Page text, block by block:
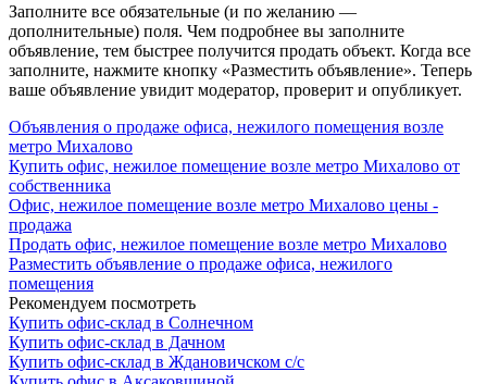
Заполните все обязательные (и по желанию —
дополнительные) поля. Чем подробнее вы заполните
объявление, тем быстрее получится продать объект. Когда все
заполните, нажмите кнопку «Разместить объявление». Теперь
ваше объявление увидит модератор, проверит и опубликует.
Объявления о продаже офиса, нежилого помещения возле
метро Михалово
Купить офис, нежилое помещение возле метро Михалово от
собственника
Офис, нежилое помещение возле метро Михалово цены -
продажа
Продать офис, нежилое помещение возле метро Михалово
Разместить объявление о продаже офиса, нежилого
помещения
Рекомендуем посмотреть
Купить офис-склад в Солнечном
Купить офис-склад в Дачном
Купить офис-склад в Ждановичском с/с